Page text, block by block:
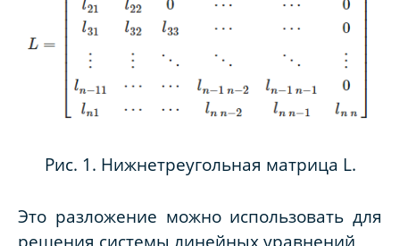
Рис. 1. Нижнетреугольная матрица L.
Это разложение можно использовать для
решения системы линейных уравнений